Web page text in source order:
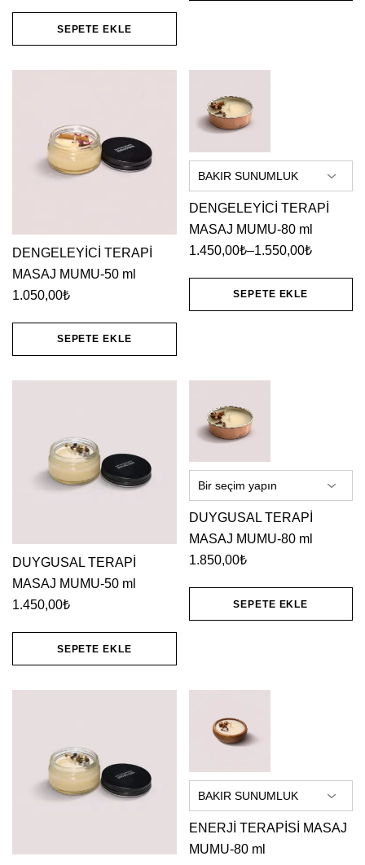
SEPETE EKLE
varyasyonu
var.
Seçenekler
ürün
sayfasından
seçilebilir
DENGELEYİCİ TERAPİ
MASAJ MUMU-50 ml
1.050,00₺
SEPETE EKLE
DENGELEYİCİ TERAPİ
MASAJ MUMU-80 ml
1.450,00₺–1.550,00₺
Fiyat
aralığı:
1.450,00₺
SEPETE EKLE
varyasyonu
var.
Seçenekler
ürün
sayfasından
seçilebilir
DUYGUSAL TERAPİ
MASAJ MUMU-50 ml
1.450,00₺
SEPETE EKLE
DUYGUSAL TERAPİ
MASAJ MUMU-80 ml
1.850,00₺
SEPETE EKLE
varyasyonu
Seçenekler
ürün
sayfasından
seçilebilir
ENERJİ TERAPİSİ MASAJ
MUMU-80 ml